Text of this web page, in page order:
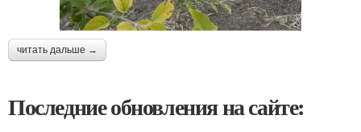
читать дальше →
Последние обновления на сайте: